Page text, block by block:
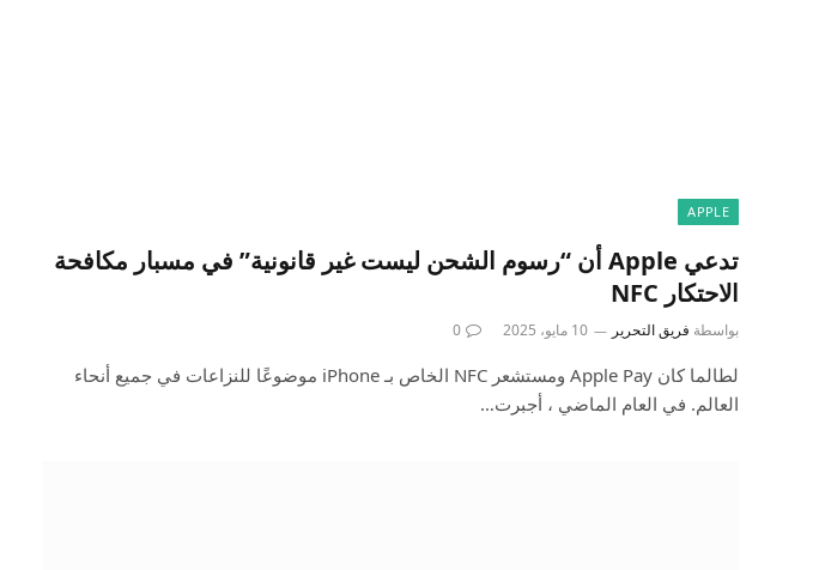
APPLE
تدعي Apple أن “رسوم الشحن ليست غير قانونية” في مسبار مكافحة
الاحتكار NFC
بواسطة فريق التحرير 10 مايو، 2025 0
لطالما كان Apple Pay ومستشعر NFC الخاص بـ iPhone موضوعًا للنزاعات في جميع أنحاء
العالم. في العام الماضي ، أجبرت…